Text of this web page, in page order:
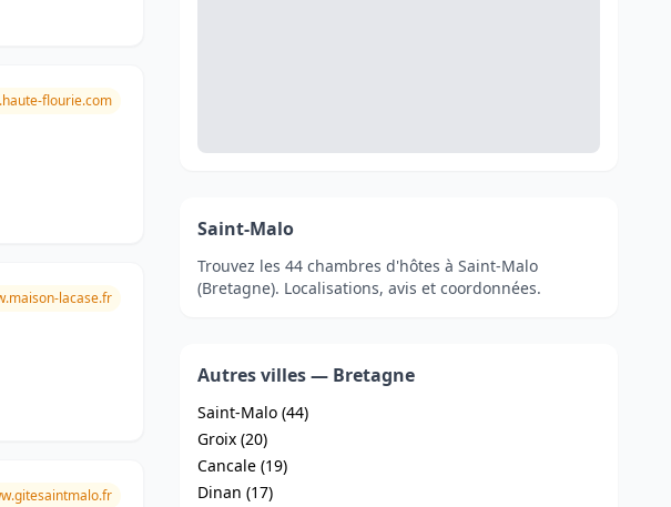
flourie.com
lacase.fr
Saint-Malo
Trouvez les 44 chambres d'hôtes à Saint-Malo
(Bretagne). Localisations, avis et coordonnées.
Autres villes — Bretagne
Saint-Malo (44)
Groix (20)
Cancale (19)
Dinan (17)